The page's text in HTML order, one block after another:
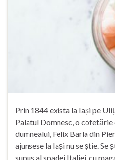
Prin 1844 exista la Iași pe
Palatul Domnesc, o cofetărie
dumnealui, Felix Barla din
ajunsese la Iași nu se știe. Se
supus al spadei Italiei, cu